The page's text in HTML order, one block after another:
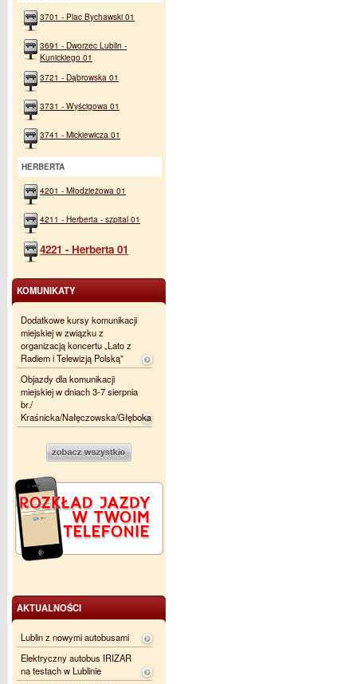
3701 - Plac Bychawski 01
3691 - Dworzec Lublin -
Kunickiego 01
3721 - Dąbrowska 01
3731 - Wyścigowa 01
3741 - Mickiewicza 01
HERBERTA
4201 - Młodzieżowa 01
4211 - Herberta - szpital 01
4221 - Herberta 01
KOMUNIKATY
Dodatkowe kursy komunikacji
miejskiej w związku z
organizacją koncertu „Lato z
Radiem i Telewizją Polską”
Objazdy dla komunikacji
miejskiej w dniach 3-7 sierpnia
br./
Kraśnicka/Nałęczowska/Głęboka
AKTUALNOŚCI
Lublin z nowymi autobusami
Elektryczny autobus IRIZAR
na testach w Lublinie